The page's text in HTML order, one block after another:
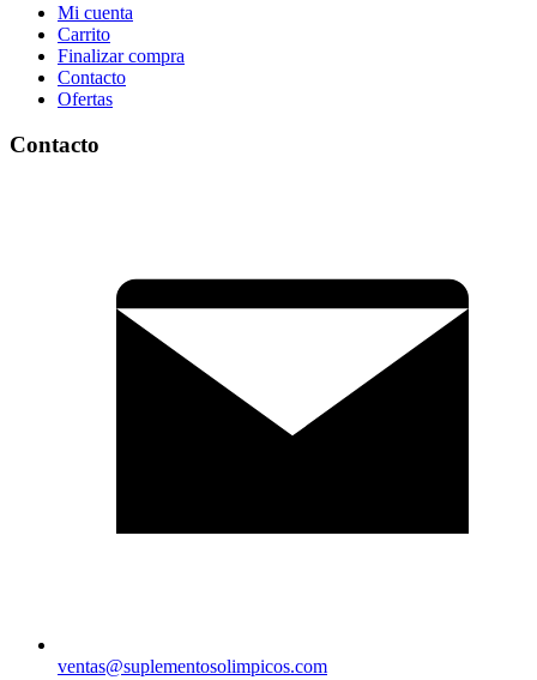
Mi cuenta
Carrito
Finalizar compra
Contacto
Ofertas
Contacto
ventas@suplementosolimpicos.com